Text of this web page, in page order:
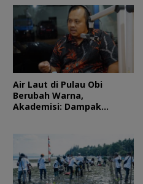
Air Laut di Pulau Obi
Berubah Warna,
Akademisi: Dampak